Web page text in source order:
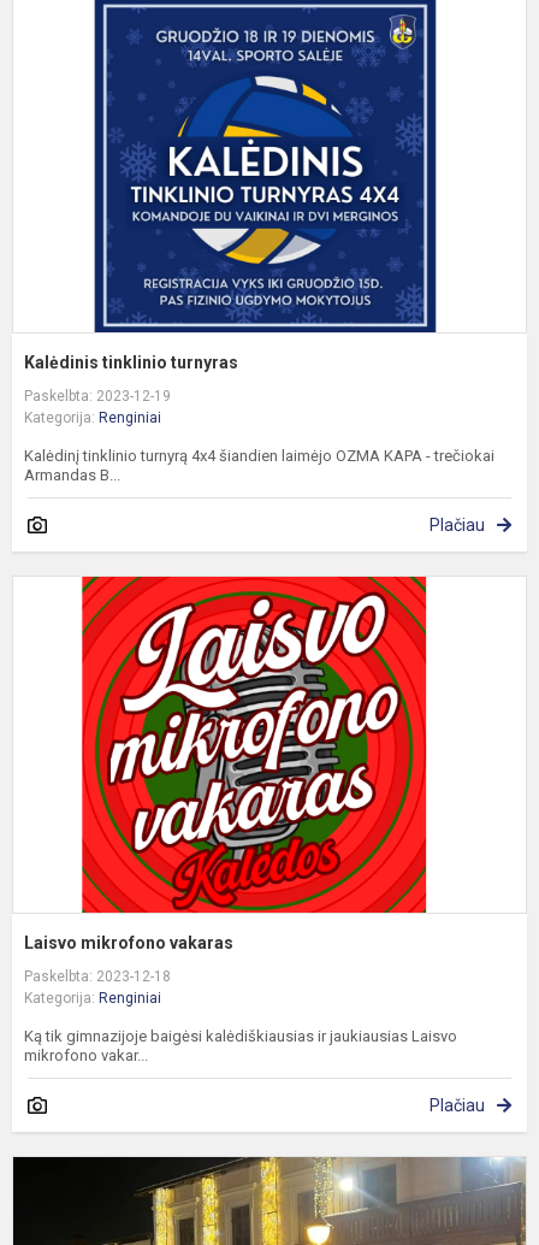
Kalėdinis tinklinio turnyras
Paskelbta: 2023-12-19
Kategorija: Renginiai
Kalėdinį tinklinio turnyrą 4x4 šiandien laimėjo OZMA KAPA - trečiokai
Armandas B...
Plačiau
Laisvo mikrofono vakaras
Paskelbta: 2023-12-18
Kategorija: Renginiai
Ką tik gimnazijoje baigėsi kalėdiškiausias ir jaukiausias Laisvo
mikrofono vakar...
Plačiau